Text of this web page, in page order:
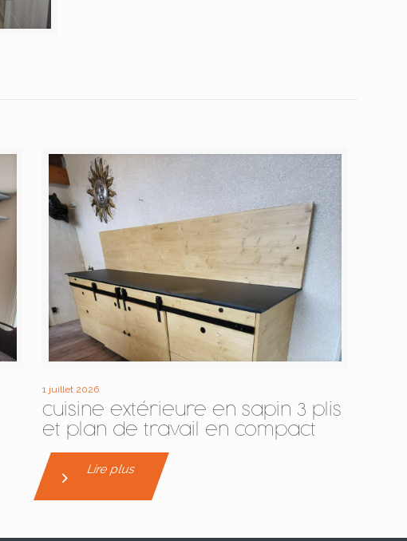
1 juillet 2026
cuisine extérieure en sapin 3 plis
et plan de travail en compact
Lire plus